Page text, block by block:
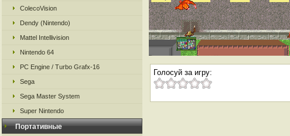
ColecoVision
Dendy (Nintendo)
Mattel Intellivision
Nintendo 64
PC Engine / Turbo Grafx-16
Sega
Sega Master System
Super Nintendo
Портативные
Голосуй за игру: